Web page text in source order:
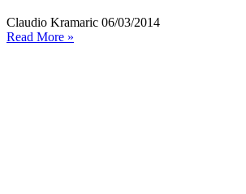
Claudio Kramaric 06/03/2014
Read More »